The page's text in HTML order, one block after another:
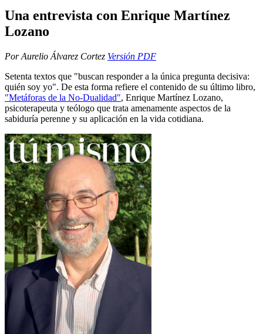
Una entrevista con Enrique Martínez
Lozano
Por Aurelio Álvarez Cortez Versión PDF
Setenta textos que "buscan responder a la única pregunta decisiva:
quién soy yo". De esta forma refiere el contenido de su último libro,
"Metáforas de la No-Dualidad", Enrique Martínez Lozano,
psicoterapeuta y teólogo que trata amenamente aspectos de la
sabiduría perenne y su aplicación en la vida cotidiana.